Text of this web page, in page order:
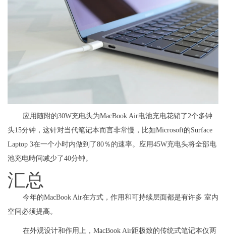
应用随附的30W充电头为MacBook Air电池充电花销了2个多钟
头15分钟，这针对当代笔记本而言非常慢，比如Microsoft的Surface
Laptop 3在一个小时内做到了80％的速率。应用45W充电头将全部电
池充电時间减少了40分钟。
汇总
今年的MacBook Air在方式，作用和可持续层面都是有许多 室内
空间必须提高。
在外观设计和作用上，MacBook Air距极致的传统式笔记本仅两